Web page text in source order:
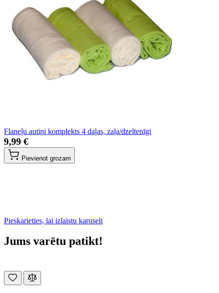
Flaneļu autiņi komplekts 4 daļas, zaļa/dzeltenīgi
9,99 €
Pievienot grozam
Pieskarieties, lai izlaistu karuseli
Jums varētu patikt!